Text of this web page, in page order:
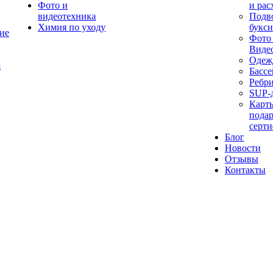
Фото и
видеотехника
Химия по уходу
и
Фото
SUP-
Блог
Новости
Отзывы
Контакты